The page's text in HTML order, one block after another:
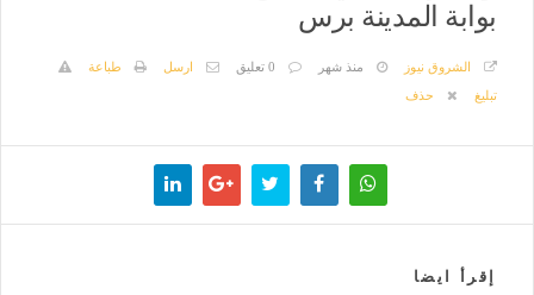
بوابة المدينة برس
الشروق نيوز منذ شهر 0 تعليق ارسل
طباعة
تبليغ
حذف
إقرأ ايضا